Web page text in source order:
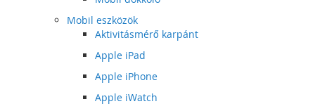
Mobil eszközök
Aktivitásmérő karpánt
Apple iPad
Apple iPhone
Apple iWatch